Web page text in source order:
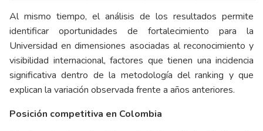
Al mismo tiempo, el análisis de los resultados permite
identificar oportunidades de fortalecimiento para la
Universidad en dimensiones asociadas al reconocimiento y
visibilidad internacional, factores que tienen una incidencia
significativa dentro de la metodología del ranking y que
explican la variación observada frente a años anteriores.
Posición competitiva en Colombia